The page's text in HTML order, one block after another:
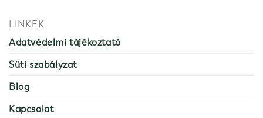
LINKEK
Adatvédelmi tájékoztató
Süti szabályzat
Blog
Kapcsolat